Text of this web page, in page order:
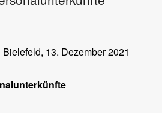
Bielefeld, 13. Dezember 2021